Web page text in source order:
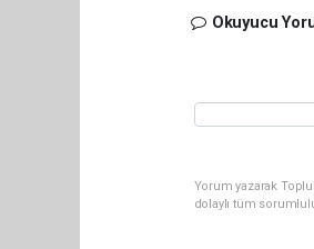
Okuyucu
Yorum yazarak
dolaylı tüm